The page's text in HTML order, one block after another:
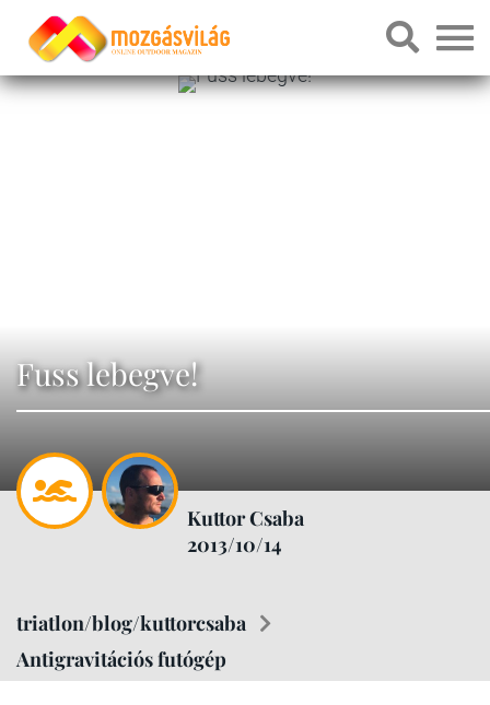
Fuss lebegve!
Kuttor Csaba
2013/10/14
triatlon/blog/kuttorcsaba
Antigravitációs futógép